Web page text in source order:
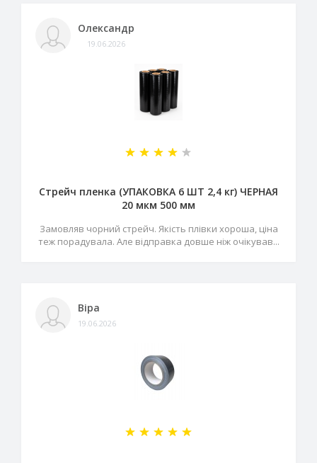
Олександр
19.06.2026
Стрейч пленка (УПАКОВКА 6 ШТ 2,4 кг) ЧЕРНАЯ
20 мкм 500 мм
Замовляв чорний стрейч. Якість плівки хороша, ціна
теж порадувала. Але відправка довше ніж очікував...
Віра
19.06.2026